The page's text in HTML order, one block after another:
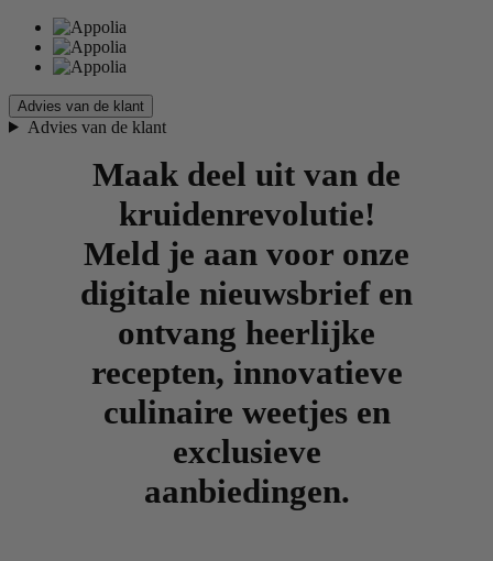
Advies van de klant
Advies van de klant
Maak deel uit van de
kruidenrevolutie!
Meld je aan voor onze
digitale nieuwsbrief en
ontvang heerlijke
recepten, innovatieve
culinaire weetjes en
exclusieve
aanbiedingen.